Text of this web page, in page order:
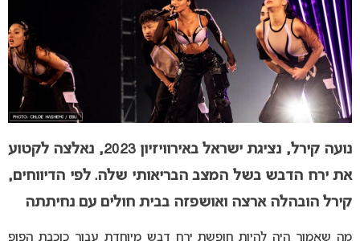
נועה קירל,
נציגת ישראל באירוויזיון 2023, נאלצה לקטוע
את ירח הדבש בשל המצב הבריאותי שלה. לפי הדיווחים,
קירל הובהלה ארצה ואושפזה בבית חולים עם נחיתתה
מה שאמור היה להיות חופשת ירח דבש מיוחדת עבור כוכבת הפופ